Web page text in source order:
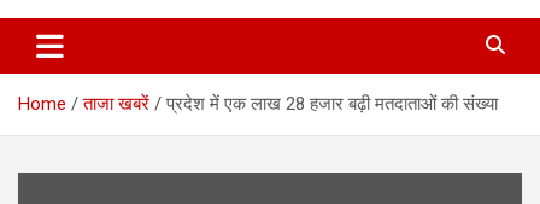
Home ताजा खबरें प्रदेश में एक लाख 28 हजार बढ़ी मतदाताओं की संख्या